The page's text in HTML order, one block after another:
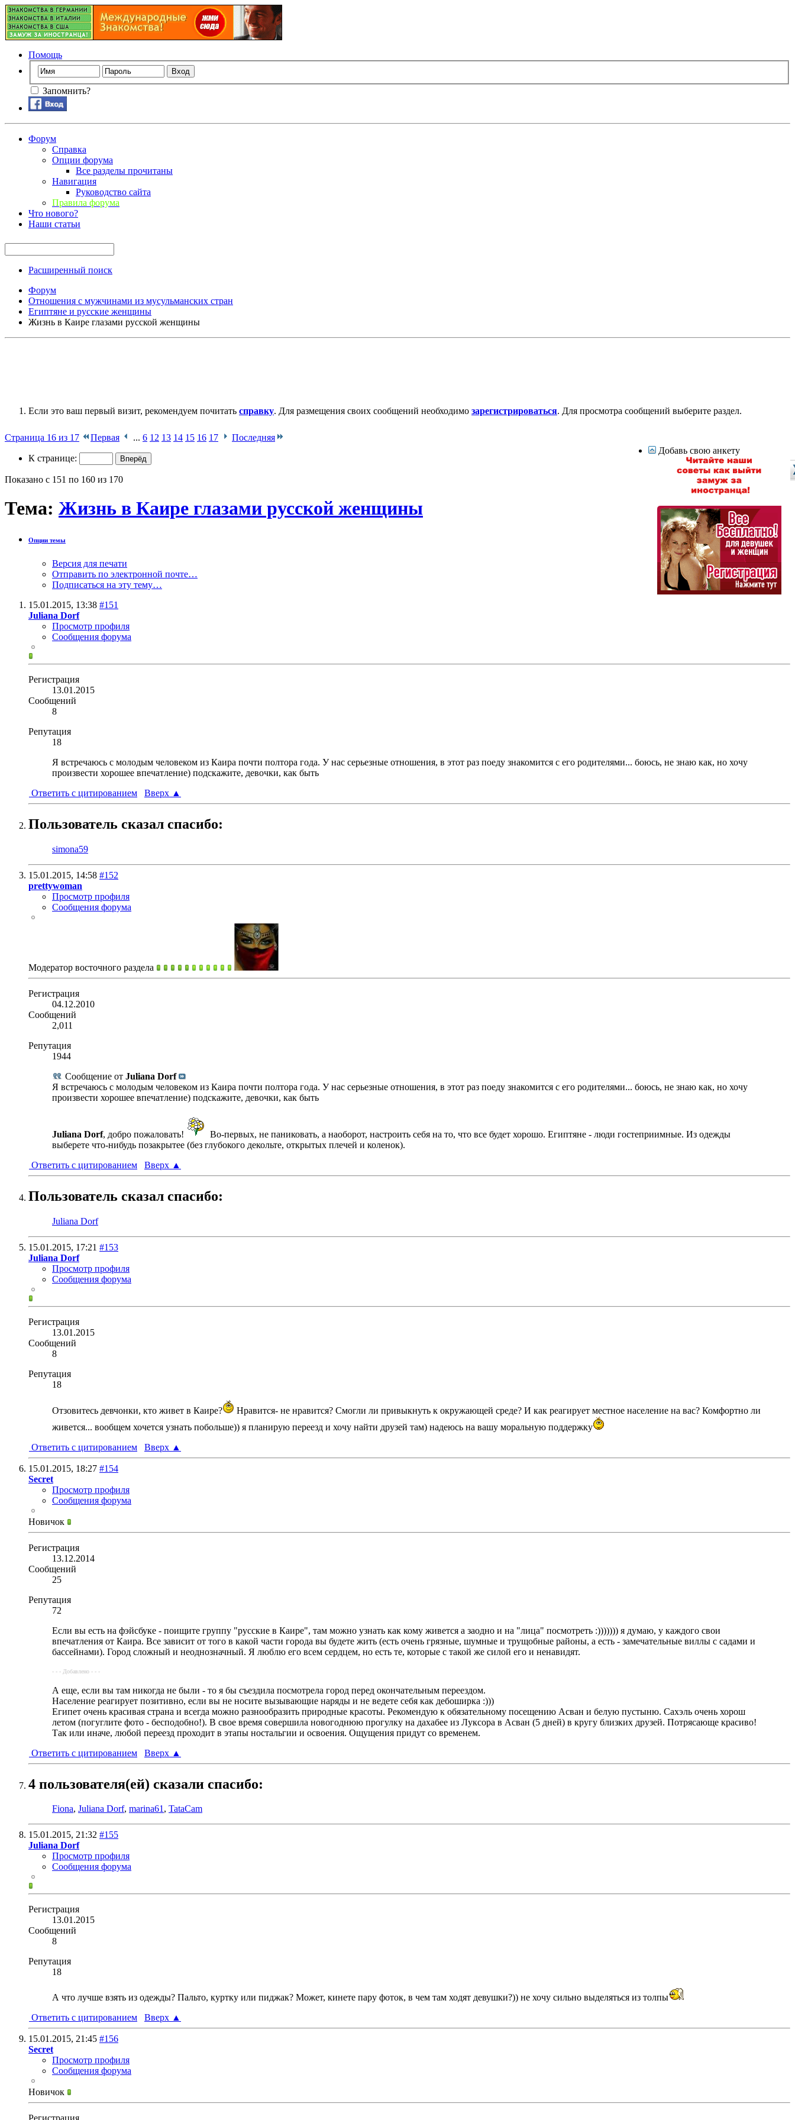
Помощь
Запомнить?
Форум
Справка
Опции форума
Все разделы прочитаны
Навигация
Руководство сайта
Правила форума
Что нового?
Наши статьи
Расширенный поиск
Форум
Отношения с мужчинами из мусульманских стран
Египтяне и русские женщины
Жизнь в Каире глазами русской женщины
Если это ваш первый визит, рекомендуем почитать справку. Для размещения своих сообщений необходимо зарегистрироваться. Для просмотра сообщений выберите раздел.
Страница 16 из 17 Первая ... 6 12 13 14 15 16 17 Последняя
К странице:
Показано с 151 по 160 из 170
Тема: Жизнь в Каире глазами русской женщины
Опции темы
Версия для печати
Отправить по электронной почте…
Подписаться на эту тему…
15.01.2015, 13:38 #151
Juliana Dorf
Просмотр профиля
Сообщения форума
Регистрация
13.01.2015
Сообщений
8
Репутация
18
Я встречаюсь с молодым человеком из Каира почти полтора года. У нас серьезные отношения, в этот раз поеду знакомится с его родителями... боюсь, не знаю как, но хочу
произвести хорошее впечатление) подскажите, девочки, как быть
Ответить с цитированием
Вверх ▲
Пользователь сказал cпасибо:
simona59
15.01.2015, 14:58 #152
prettywoman
Просмотр профиля
Сообщения форума
Модератор восточного раздела
Регистрация
04.12.2010
Сообщений
2,011
Репутация
1944
Сообщение от Juliana Dorf
Я встречаюсь с молодым человеком из Каира почти полтора года. У нас серьезные отношения, в этот раз поеду знакомится с его родителями... боюсь, не знаю как, но хочу
произвести хорошее впечатление) подскажите, девочки, как быть
Juliana Dorf, добро пожаловать!
Во-первых, не паниковать, а наоборот, настроить себя на то, что все будет хорошо. Египтяне - люди гостеприимные. Из одежды
выберете что-нибудь позакрытее (без глубокого декольте, открытых плечей и коленок).
Ответить с цитированием
Вверх ▲
Пользователь сказал cпасибо:
Juliana Dorf
15.01.2015, 17:21 #153
Juliana Dorf
Просмотр профиля
Сообщения форума
Регистрация
13.01.2015
Сообщений
8
Репутация
18
Отзовитесь девчонки, кто живет в Каире?
Нравится- не нравится? Смогли ли привыкнуть к окружающей среде? И как реагирует местное население на вас? Комфортно ли
живется... вообщем хочется узнать побольше)) я планирую переезд и хочу найти друзей там) надеюсь на вашу моральную поддержку
Ответить с цитированием
Вверх ▲
15.01.2015, 18:27 #154
Secret
Просмотр профиля
Сообщения форума
Новичок
Регистрация
13.12.2014
Сообщений
25
Репутация
72
Если вы есть на фэйсбуке - поищите группу "русские в Каире", там можно узнать как кому живется а заодно и на "лица" посмотреть :))))))) я думаю, у каждого свои
впечатления от Каира. Все зависит от того в какой части города вы будете жить (есть очень грязные, шумные и трущобные районы, а есть - замечательные виллы с садами и
бассейнами). Город сложный и неоднозначный. Я люблю его всем сердцем, но есть те, которые с такой же силой его и ненавидят.
- - - Добавлено - - -
А еще, если вы там никогда не были - то я бы съездила посмотрела город перед окончательным переездом.
Население реагирует позитивно, если вы не носите вызывающие наряды и не ведете себя как дебоширка :)))
Египет очень красивая страна и всегда можно разнообразить природные красоты. Рекомендую к обязательному посещению Асван и белую пустыню. Сахэль очень хорош
летом (погуглите фото - бесподобно!). В свое время совершила новогоднюю прогулку на дахабее из Луксора в Асван (5 дней) в кругу близких друзей. Потрясающе красиво!
Так или иначе, любой переезд проходит в этапы ностальгии и освоения. Ощущения придут со временем.
Ответить с цитированием
Вверх ▲
4 пользователя(ей) сказали cпасибо:
Fiona, Juliana Dorf, marina61, TataCam
15.01.2015, 21:32 #155
Juliana Dorf
Просмотр профиля
Сообщения форума
Регистрация
13.01.2015
Сообщений
8
Репутация
18
А что лучше взять из одежды? Пальто, куртку или пиджак? Может, кинете пару фоток, в чем там ходят девушки?)) не хочу сильно выделяться из толпы
Ответить с цитированием
Вверх ▲
15.01.2015, 21:45 #156
Secret
Просмотр профиля
Сообщения форума
Новичок
Добавь свою анкету